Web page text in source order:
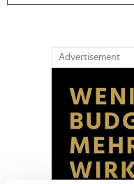
Advertisement